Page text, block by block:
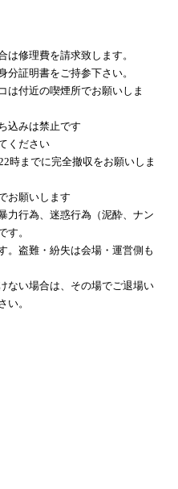
は修理費を請求致します。
分証明書をご持参下さい。
は付近の喫煙所でお願いしま
込みは禁止です
ください
時までに完全撤収をお願いしま
お願いします
力行為、迷惑行為（泥酔、ナン
す。
。盗難・紛失は会場・運営側も
ない場合は、その場でご退場い
い。